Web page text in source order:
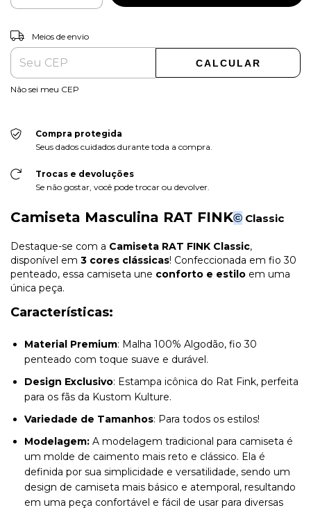
Entregas para o CEP:
Meios de envio
CALCULAR
Não sei meu CEP
Compra protegida
Seus dados cuidados durante toda a compra.
Trocas e devoluções
Se não gostar, você pode trocar ou devolver.
Camiseta Masculina RAT FINK© Classic
Destaque-se com a Camiseta RAT FINK Classic,
disponível em 3 cores clássicas! Confeccionada em fio 30
penteado, essa camiseta une conforto e estilo em uma
única peça.
Características:
Material Premium: Malha 100% Algodão, fio 30
penteado com toque suave e durável.
Design Exclusivo: Estampa icônica do Rat Fink, perfeita
para os fãs da Kustom Kulture.
Variedade de Tamanhos: Para todos os estilos!
Modelagem: A modelagem tradicional para camiseta é
um molde de caimento mais reto e clássico. Ela é
definida por sua simplicidade e versatilidade, sendo um
design de camiseta mais básico e atemporal, resultando
em uma peça confortável e fácil de usar para diversas